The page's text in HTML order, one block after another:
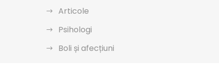
Articole
Psihologi
Boli și afecțiuni